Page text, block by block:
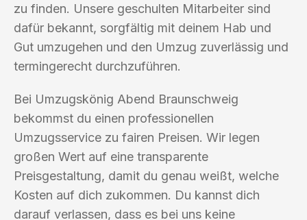
zu finden. Unsere geschulten Mitarbeiter sind
dafür bekannt, sorgfältig mit deinem Hab und
Gut umzugehen und den Umzug zuverlässig und
termingerecht durchzuführen.
Bei Umzugskönig Abend Braunschweig
bekommst du einen professionellen
Umzugsservice zu fairen Preisen. Wir legen
großen Wert auf eine transparente
Preisgestaltung, damit du genau weißt, welche
Kosten auf dich zukommen. Du kannst dich
darauf verlassen, dass es bei uns keine